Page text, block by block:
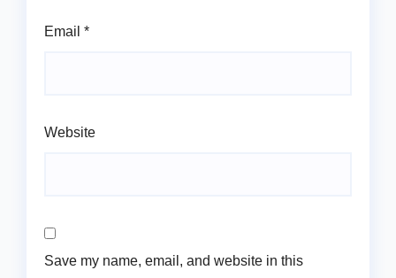
Email *
Website
Save my name, email, and website in this